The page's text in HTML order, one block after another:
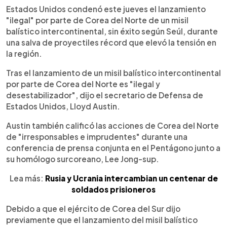
Escuchar artículo
Estados Unidos condenó este jueves el lanzamiento
"ilegal" por parte de Corea del Norte de un misil
balístico intercontinental, sin éxito según Seúl, durante
una salva de proyectiles récord que elevó la tensión en
la región.
Tras el lanzamiento de un misil balístico intercontinental
por parte de Corea del Norte es "ilegal y
desestabilizador", dijo el secretario de Defensa de
Estados Unidos, Lloyd Austin.
Austin también calificó las acciones de Corea del Norte
de "irresponsables e imprudentes" durante una
conferencia de prensa conjunta en el Pentágono junto a
su homólogo surcoreano, Lee Jong-sup.
Lea más: Rusia y Ucrania intercambian un centenar de
soldados prisioneros
Debido a que el ejército de Corea del Sur dijo
previamente que el lanzamiento del misil balístico